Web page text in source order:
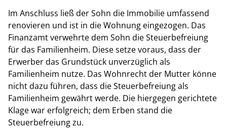
Im Anschluss ließ der Sohn die Immobilie umfassend
renovieren und ist in die Wohnung eingezogen. Das
Finanzamt verwehrte dem Sohn die Steuerbefreiung
für das Familienheim. Diese setze voraus, dass der
Erwerber das Grundstück unverzüglich als
Familienheim nutze. Das Wohnrecht der Mutter könne
nicht dazu führen, dass die Steuerbefreiung als
Familienheim gewährt werde. Die hiergegen gerichtete
Klage war erfolgreich; dem Erben stand die
Steuerbefreiung zu.